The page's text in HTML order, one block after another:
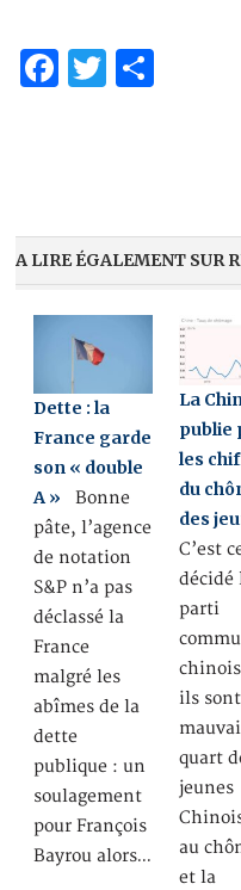
Facebook
Twitter
A LIRE ÉGALEMENT SUR
Dette : la
France garde
son « double
A » Bonne
pâte, l’agence
de notation
S&P n’a pas
déclassé la
France
malgré les
abîmes de la
dette
publique : un
soulagement
pour François
Bayrou alors…
La
publie
les
du
des
C’est
décidé
parti
ils sont
quart
jeunes
au
et la